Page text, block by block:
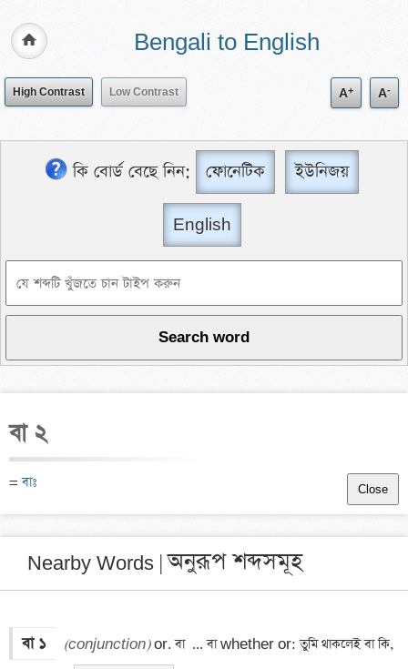
Bengali to English
High Contrast Low Contrast A+ A-
কি বোর্ড বেছে নিন: ফোনেটিক ইউনিজয়
English
বা ২
= বাঃ Close
Nearby Words |অনুরূপ শব্দসমূহ
বা ১ (conjunction) or. বা  ... বা whether or: তুমি থাকলেই বা কি,